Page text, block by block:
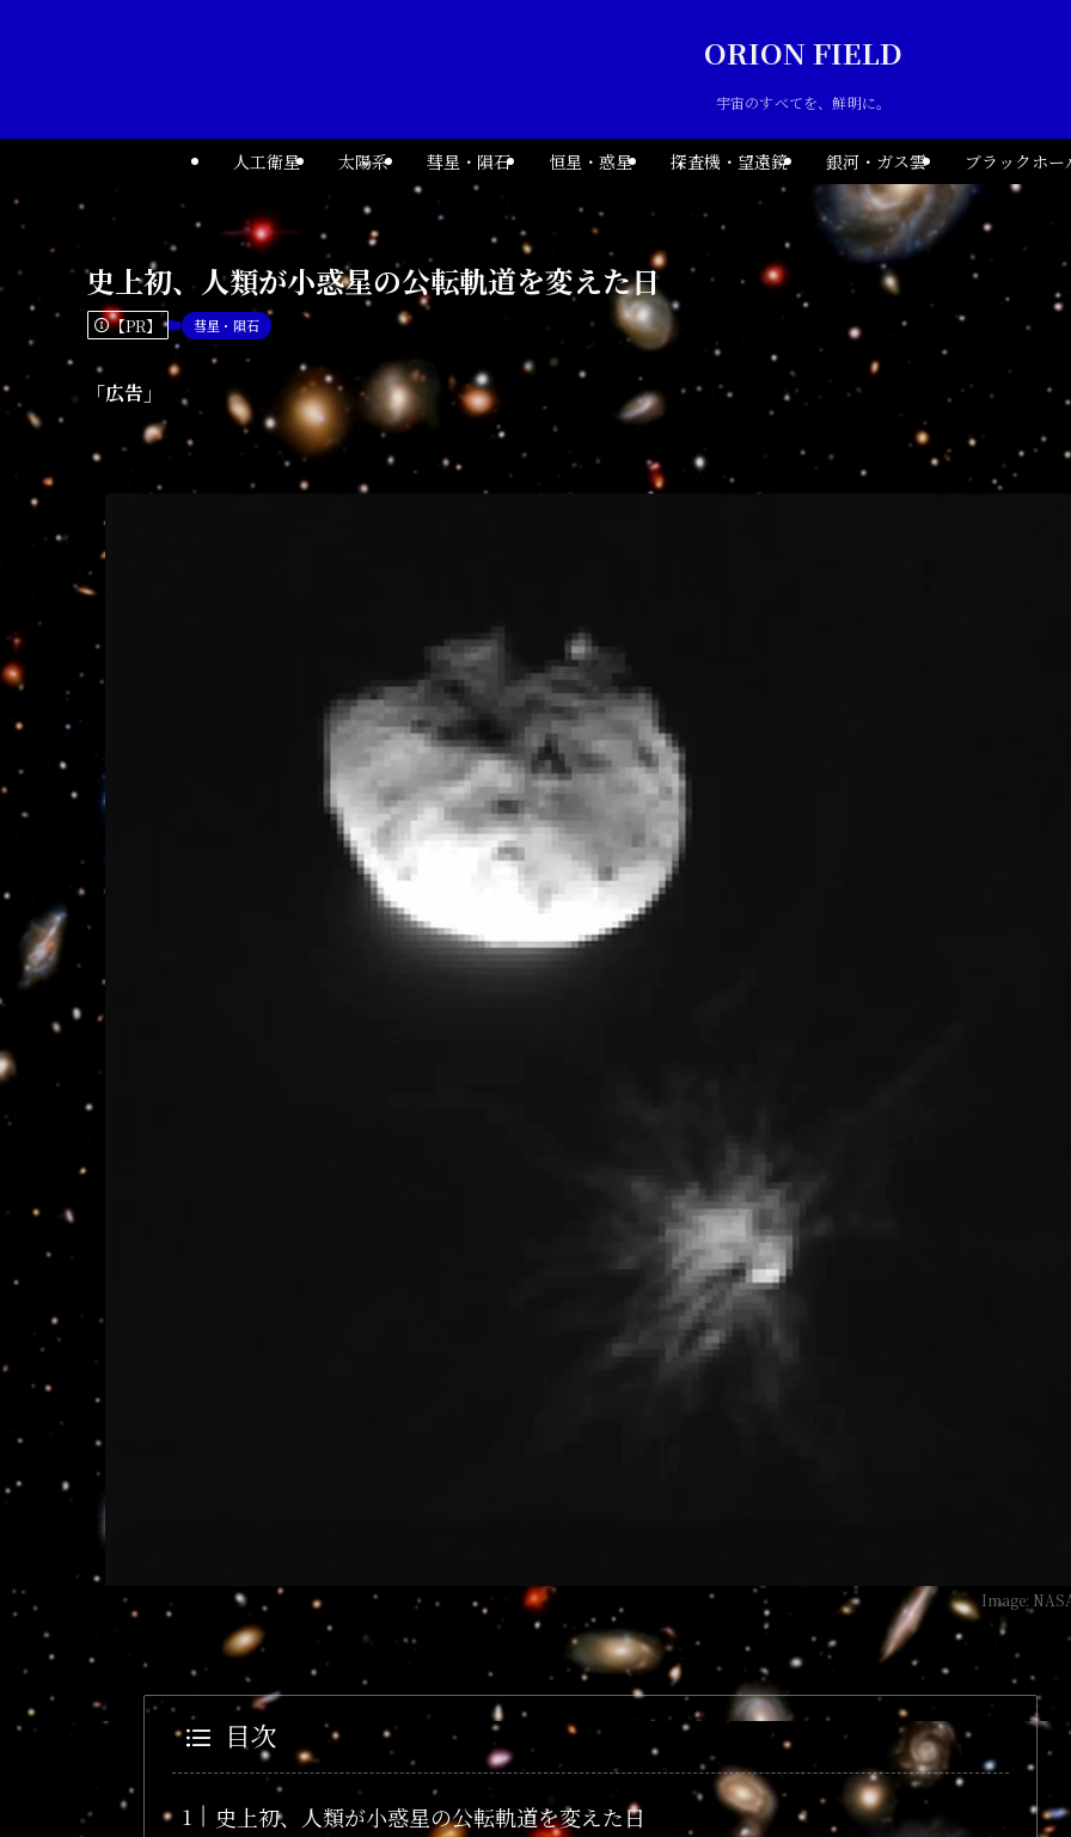
ORION FIELD
宇宙のすべてを、鮮明に。
人工衛星 太陽系 彗星・隕石 恒星・惑星 探査機・望遠鏡 銀河・ガス雲 ブラックホー
史上初、人類が小惑星の公転軌道を変えた日
【PR】 彗星・隕石
「広告」
Image:
目次
史上初、人類が小惑星の公転軌道を変えた日